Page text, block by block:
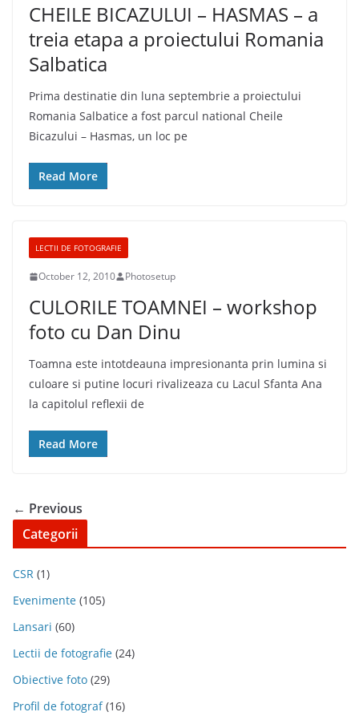
CHEILE BICAZULUI – HASMAS – a
treia etapa a proiectului Romania
Salbatica
Prima destinatie din luna septembrie a proiectului
Romania Salbatice a fost parcul national Cheile
Bicazului – Hasmas, un loc pe
Read More
LECTII DE FOTOGRAFIE
October 12, 2010 Photosetup
CULORILE TOAMNEI – workshop
foto cu Dan Dinu
Toamna este intotdeauna impresionanta prin lumina si
culoare si putine locuri rivalizeaza cu Lacul Sfanta Ana
la capitolul reflexii de
Read More
← Previous
Categorii
CSR (1)
Evenimente (105)
Lansari (60)
Lectii de fotografie (24)
Obiective foto (29)
Profil de fotograf(16)